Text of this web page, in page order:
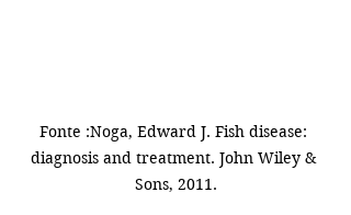
Fonte :Noga, Edward J. Fish disease:
diagnosis and treatment. John Wiley &
Sons, 2011.